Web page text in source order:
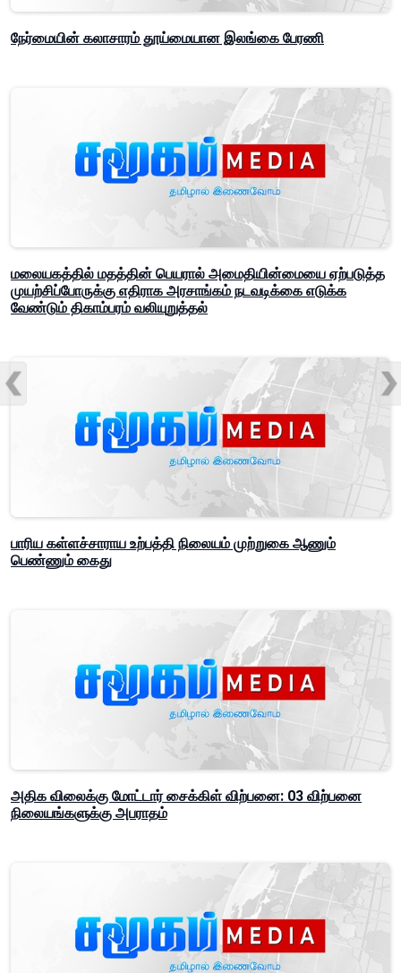
நேர்மையின் கலாசாரம் தூய்மையான இலங்கை பேரணி
மலையகத்தில் மதத்தின் பெயரால் அமைதியின்மையை ஏற்படுத்த
முயற்சிப்போருக்கு எதிராக அரசாங்கம் நடவடிக்கை எடுக்க
வேண்டும் திகாம்பரம் வலியுறுத்தல்
பாரிய கள்ளச்சாராய உற்பத்தி நிலையம் முற்றுகை ஆணும்
பெண்ணும் கைது
அதிக விலைக்கு மோட்டார் சைக்கிள் விற்பனை: 03 விற்பனை
நிலையங்களுக்கு அபராதம்